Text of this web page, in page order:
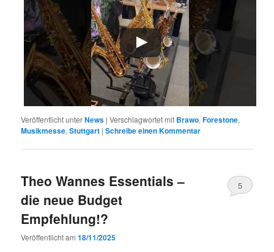
Veröffentlicht unterNews |Verschlagwortet mit Brawo,Forestone,
Musikmesse,Stuttgart |Schreibe einen Kommentar
Theo Wannes Essentials –
die neue Budget
Empfehlung!?
Veröffentlicht am18/11/2025
5